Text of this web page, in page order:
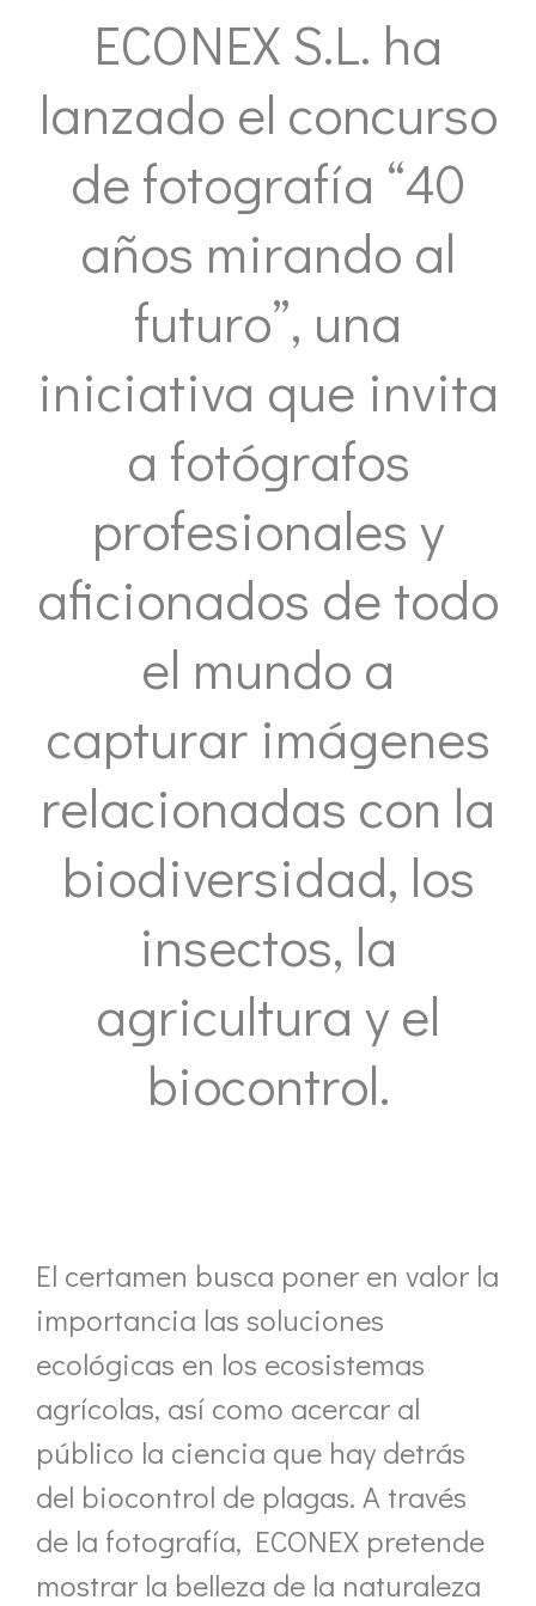
ECONEX S.L. ha
lanzado el concurso
de fotografía “40
años mirando al
futuro”, una
iniciativa que invita
a fotógrafos
profesionales y
aficionados de todo
el mundo a
capturar imágenes
relacionadas con la
biodiversidad, los
insectos, la
agricultura y el
biocontrol.
El certamen busca poner en valor la
importancia las soluciones
ecológicas en los ecosistemas
agrícolas, así como acercar al
público la ciencia que hay detrás
del biocontrol de plagas. A través
de la fotografía, ECONEX pretende
mostrar la belleza de la naturaleza